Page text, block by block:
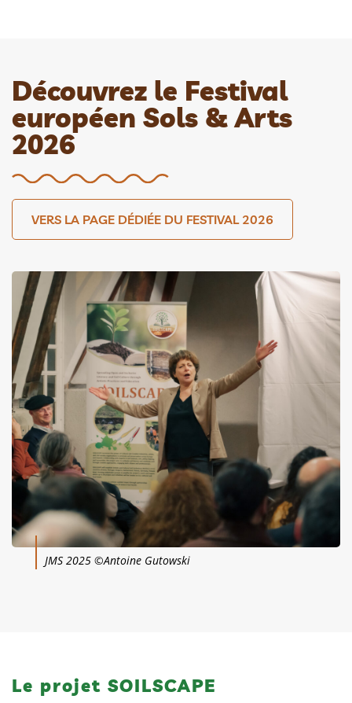
Découvrez le Festival
européen Sols & Arts
2026
VERS LA PAGE DÉDIÉE DU FESTIVAL 2026
JMS 2025 ©Antoine Gutowski
Le projet SOILSCAPE